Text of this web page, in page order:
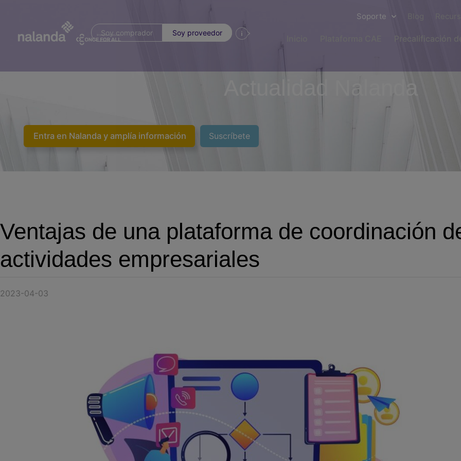
Soy comprador Soy proveedor
Soporte
Precalificación
Actualidad Nalanda
Entra en Nalanda y amplía información Suscríbete
Ventajas de una plataforma de coordinación
actividades empresariales
2023-04-03